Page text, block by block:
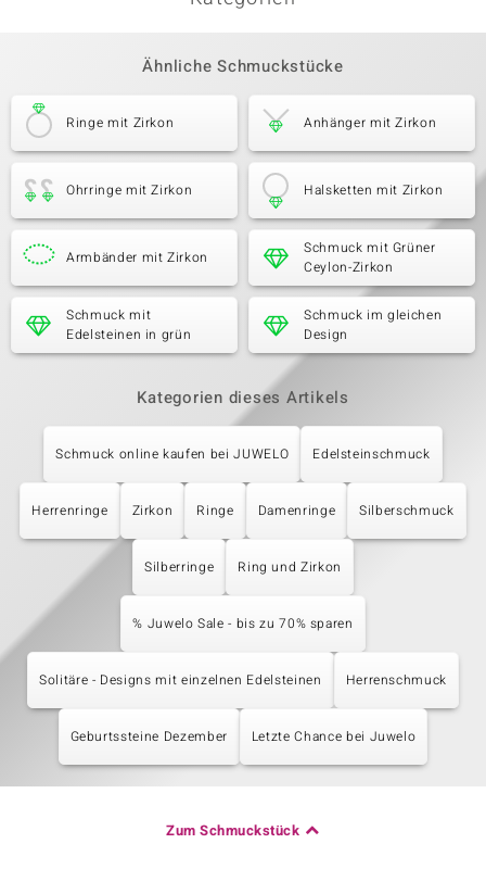
Ähnliche Schmuckstücke
Ringe mit Zirkon Anhänger mit Zirkon
Ohrringe mit Zirkon Halsketten mit Zirkon
Armbänder mit Zirkon
Schmuck mit Grüner
Ceylon-Zirkon
Schmuck mit
Edelsteinen in grün
Schmuck im gleichen
Design
Kategorien dieses Artikels
Schmuck online kaufen bei JUWELO Edelsteinschmuck
Herrenringe Zirkon Ringe Damenringe Silberschmuck
Silberringe Ring und Zirkon
% Juwelo Sale - bis zu 70% sparen
Solitäre - Designs mit einzelnen Edelsteinen Herrenschmuck
Geburtssteine Dezember Letzte Chance bei Juwelo
Zum Schmuckstück